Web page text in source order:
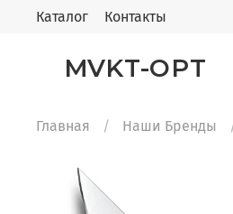
Каталог Контакты
MVKT-OPT
Главная Наши Бренды